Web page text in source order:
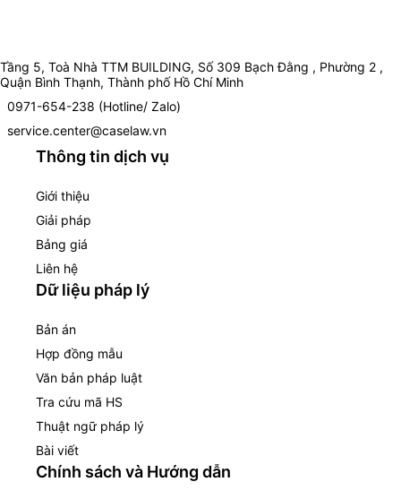
Tầng 5, Toà Nhà TTM BUILDING, Số 309 Bạch Đằng , Phường 2 ,
Quận Bình Thạnh, Thành phố Hồ Chí Minh
0971-654-238 (Hotline/ Zalo)
service.center@caselaw.vn
Thông tin dịch vụ
Giới thiệu
Giải pháp
Bảng giá
Liên hệ
Dữ liệu pháp lý
Bản án
Hợp đồng mẫu
Văn bản pháp luật
Tra cứu mã HS
Thuật ngữ pháp lý
Bài viết
Chính sách và Hướng dẫn